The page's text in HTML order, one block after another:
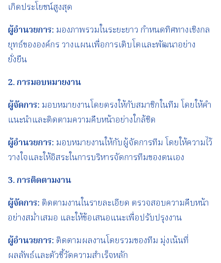
เกิดประโยชน์สูงสุด
ผู้อำนวยการ: มองภาพรวมในระยะยาว กำหนดทิศทางเชิงกล
ยุทธ์ขององค์กร วางแผนเพื่อการเติบโตและพัฒนาอย่าง
ยั่งยืน
2.การมอบหมายงาน
ผู้จัดการ: มอบหมายงานโดยตรงให้กับสมาชิกในทีม โดยให้คำ
แนะนำและติดตามความคืบหน้าอย่างใกล้ชิด
ผู้อำนวยการ: มอบหมายงานให้กับผู้จัดการทีม โดยให้ความไว้
วางใจและให้อิสระในการบริหารจัดการทีมของตนเอง
3.การติดตามงาน
ผู้จัดการ: ติดตามงานในรายละเอียด ตรวจสอบความคืบหน้า
อย่างสม่ำเสมอ และให้ข้อเสนอแนะเพื่อปรับปรุงงาน
ผู้อำนวยการ: ติดตามผลงานโดยรวมของทีม มุ่งเน้นที่
ผลลัพธ์และตัวชี้วัดความสำเร็จหลัก